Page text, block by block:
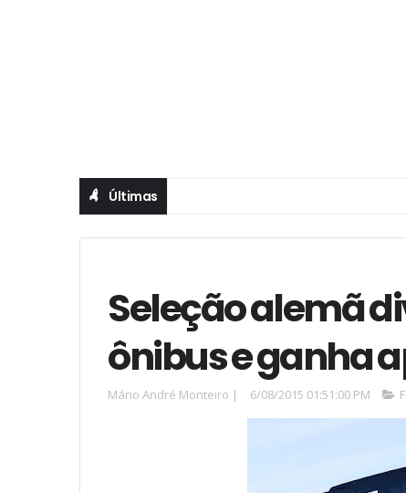
Últimas
Seleção alemã
ônibus e ganha
Mário André Monteiro | 6/08/2015 01:51:00 PM